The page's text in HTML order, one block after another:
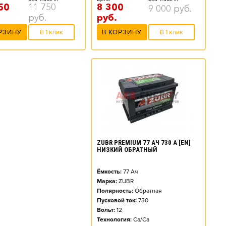
11 750
руб.
В 1 клик
8 300
руб.
9 000 руб.
В КОРЗИНУ В 1 клик
ZUBR PREMIUM 77 АЧ 730 А [EN]
НИЗКИЙ ОБРАТНЫЙ
Ёмкость: 77Ач
Марка: ZUBR
Полярность: Обратная
Пусковой ток: 730
Вольт: 12
Технология: Ca/Ca